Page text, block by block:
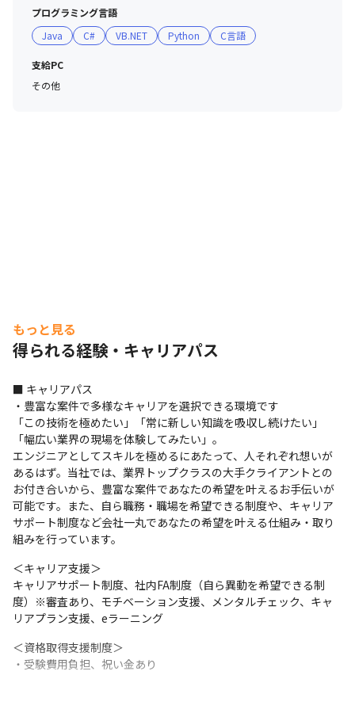
ーも多数（※）。長くご活躍いただいているエンジニアが
多数在籍しています。
（※2024年12月時点）
プログラミング言語
Java
C# VB.NET Python C言語
支給PC
その他
もっと見る
得られる経験・キャリアパス
■ キャリアパス
・豊富な案件で多様なキャリアを選択できる環境です
「この技術を極めたい」「常に新しい知識を吸収し続けたい」
「幅広い業界の現場を体験してみたい」。
エンジニアとしてスキルを極めるにあたって、人それぞれ想いが
あるはず。当社では、業界トップクラスの大手クライアントとの
お付き合いから、豊富な案件であなたの希望を叶えるお手伝いが
可能です。また、自ら職務・職場を希望できる制度や、キャリア
サポート制度など会社一丸であなたの希望を叶える仕組み・取り
組みを行っています。
＜キャリア支援＞
キャリアサポート制度、社内FA制度（自ら異動を希望できる制
度）※審査あり、モチベーション支援、メンタルチェック、キャ
リアプラン支援、eラーニング
＜資格取得支援制度＞
・受験費用負担、祝い金あり